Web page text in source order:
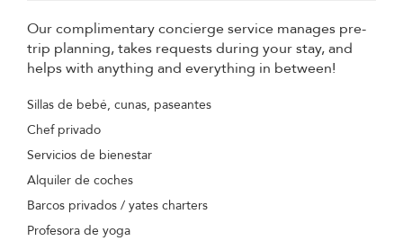
Our complimentary concierge service manages pre-
trip planning, takes requests during your stay, and
helps with anything and everything in between!
Sillas de bebé, cunas, paseantes
Chef privado
Servicios de bienestar
Alquiler de coches
Barcos privados / yates charters
Profesora de yoga